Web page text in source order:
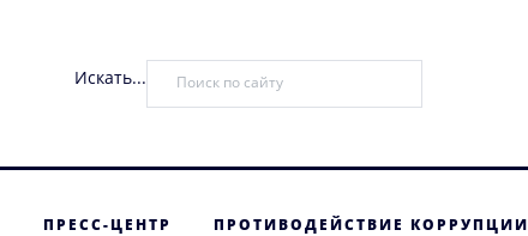
Искать...
ПРЕСС-ЦЕНТР ПРОТИВОДЕЙСТВИЕ КОРРУПЦИИ